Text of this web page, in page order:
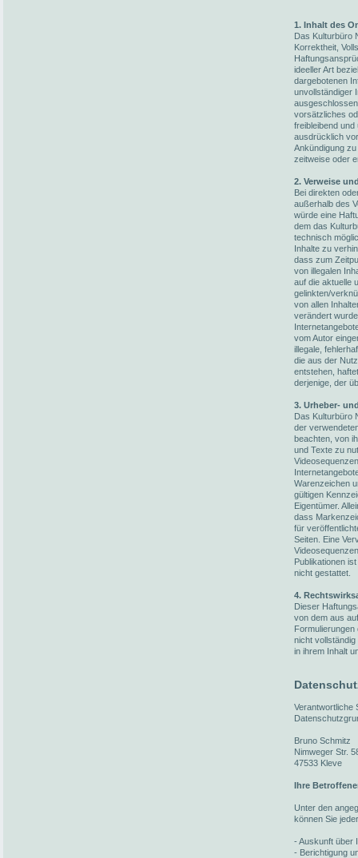
1. Inhalt des
Das Kulturbüro
Korrektheit,
ideeller Art
dargebotenen
unvollständiger
vorsätzliches
freibleibend
ausdrücklich
Ankündigung
zeitweise oder
2. Verweise
Bei direkten
außerhalb des
würde eine
dem das
technisch
Inhalte zu
dass zum
von illegalen
auf die aktuelle
gelinkten/
von allen
verändert
vom Autor
illegale,
die aus der
entstehen,
derjenige, der
3. Urheber-
Das Kulturbüro
der
beachten, von
und Texte zu
Warenzeichen
gültigen
Eigentümer.
dass
für
Seiten. Eine
Publikationen
nicht gestattet.
4.
Dieser
von dem aus
nicht
in ihrem Inhalt
Verantwortliche
Bruno Schmitz
Nimweger Str.
47533 Kleve
Ihre
Unter den
können Sie
- Auskunft über
- Berichtigung